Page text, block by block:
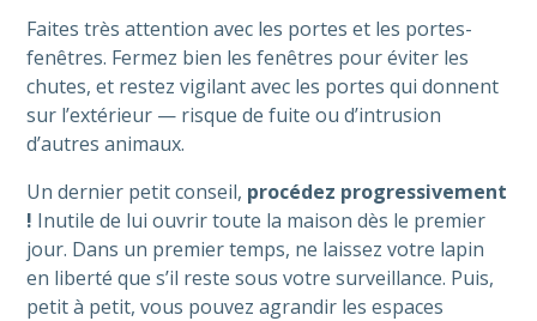
Faites très attention avec les portes et les portes-
fenêtres. Fermez bien les fenêtres pour éviter les
chutes, et restez vigilant avec les portes qui donnent
sur l’extérieur — risque de fuite ou d’intrusion
d’autres animaux.
Un dernier petit conseil, procédez progressivement
! Inutile de lui ouvrir toute la maison dès le premier
jour. Dans un premier temps, ne laissez votre lapin
en liberté que s’il reste sous votre surveillance. Puis,
petit à petit, vous pouvez agrandir les espaces